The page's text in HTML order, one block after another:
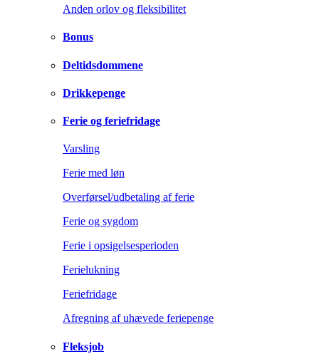
Anden orlov og fleksibilitet
Bonus
Deltidsdommene
Drikkepenge
Ferie og feriefridage
Varsling
Ferie med løn
Overførsel/udbetaling af ferie
Ferie og sygdom
Ferie i opsigelsesperioden
Ferielukning
Feriefridage
Afregning af uhævede feriepenge
Fleksjob